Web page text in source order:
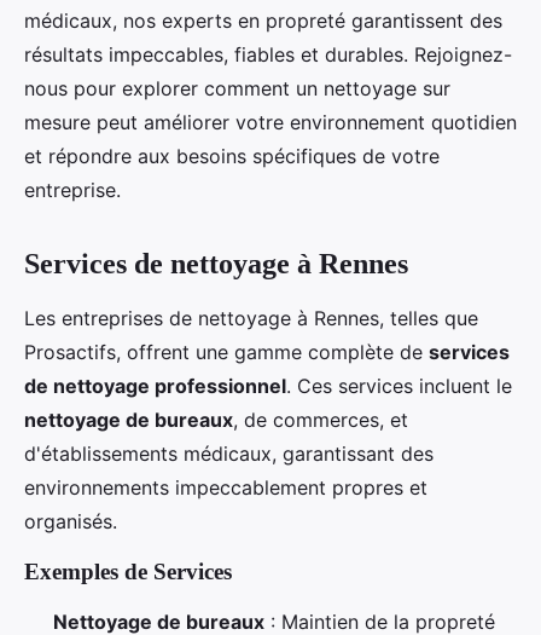
médicaux, nos experts en propreté garantissent des
résultats impeccables, fiables et durables. Rejoignez-
nous pour explorer comment un nettoyage sur
mesure peut améliorer votre environnement quotidien
et répondre aux besoins spécifiques de votre
entreprise.
Services de nettoyage à Rennes
Les entreprises de nettoyage à Rennes, telles que
Prosactifs, offrent une gamme complète de services
de nettoyage professionnel. Ces services incluent le
nettoyage de bureaux, de commerces, et
d'établissements médicaux, garantissant des
environnements impeccablement propres et
organisés.
Exemples de Services
Nettoyage de bureaux : Maintien de la propreté